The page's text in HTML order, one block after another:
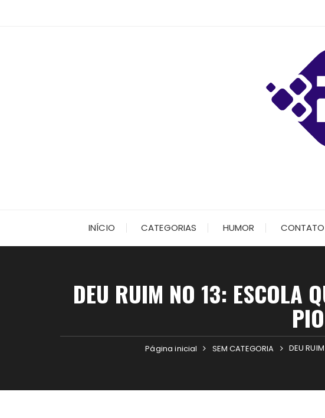
INÍCIO CATEGORIAS HUMOR CONTATO
DEU RUIM NO 13: ESCOLA
Página inicial SEM CATEGORIA DEU